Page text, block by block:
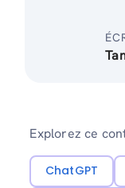
Explorez ce
ChatGPT